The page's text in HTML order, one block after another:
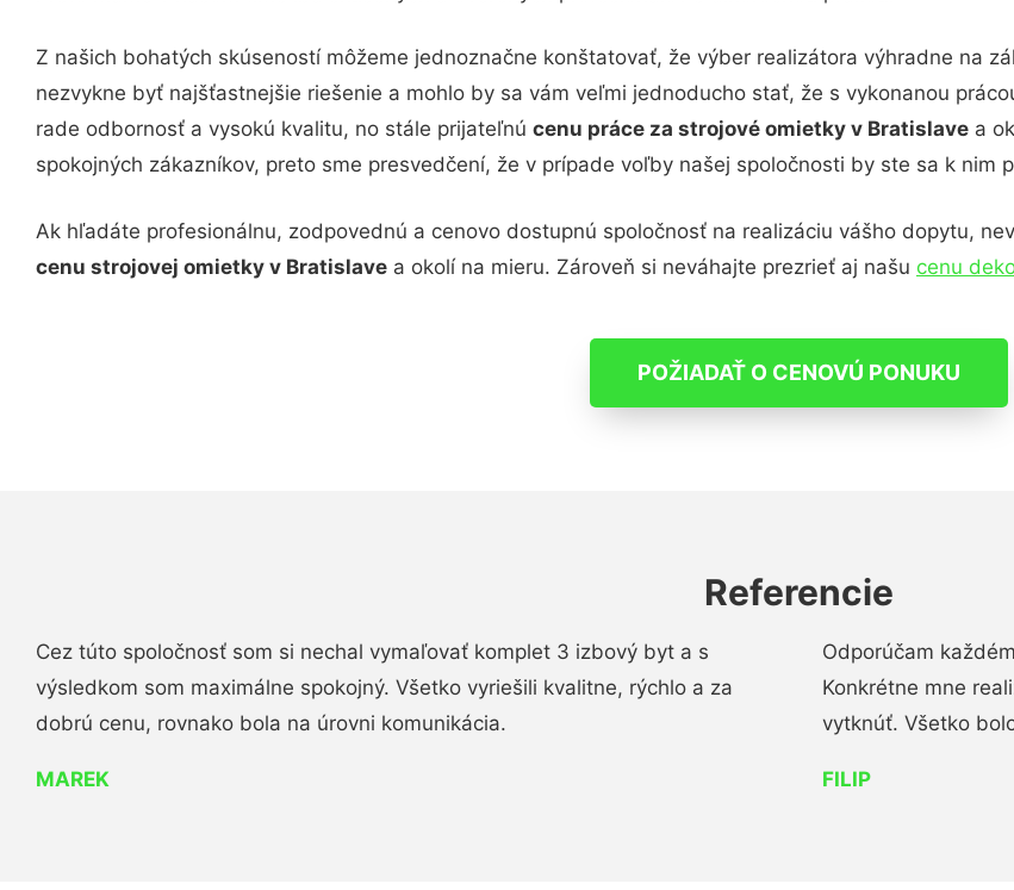
Z našich bohatých skúseností môžeme jednoznačne konštatovať, že výber realizátora výhradne na
nezvykne byť najšťastnejšie riešenie a mohlo by sa vám veľmi jednoducho stať, že s vykonanou
rade odbornosť a vysokú kvalitu, no stále prijateľnú cenu práce za strojové omietky v Bratislave a
spokojných zákazníkov, preto sme presvedčení, že v prípade voľby našej spoločnosti by ste sa k nim
Ak hľadáte profesionálnu, zodpovednú a cenovo dostupnú spoločnosť na realizáciu vášho dopytu,
cenu strojovej omietky v Bratislave a okolí na mieru. Zároveň si neváhajte prezrieť aj našu cenu
POŽIADAŤ O CENOVÚ PONUKU
Referencie
Cez túto spoločnosť som si nechal vymaľovať komplet 3 izbový byt a s
výsledkom som maximálne spokojný. Všetko vyriešili kvalitne, rýchlo a za
dobrú cenu, rovnako bola na úrovni komunikácia.
MAREK
Odporúčam
Konkrétne mne
vytknúť. Všetko
FILIP